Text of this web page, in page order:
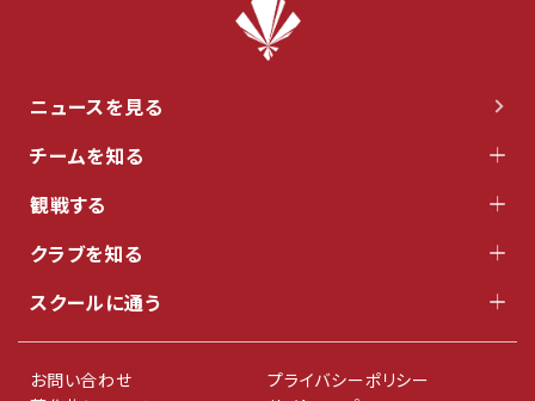
ニュースを見る
チームを知る
観戦する
クラブを知る
スクールに通う
お問い合わせ
プライバシーポリシー